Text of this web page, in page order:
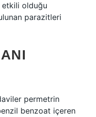
etkili olduğu
parazitleri
permetrin
benzoat içeren